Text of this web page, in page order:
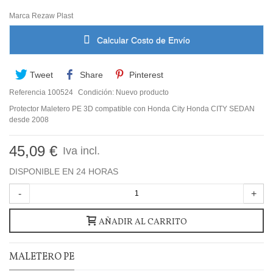
Marca Rezaw Plast
Calcular Costo de Envío
Tweet Share Pinterest
Referencia 100524 Condición: Nuevo producto
Protector Maletero PE 3D compatible con Honda City Honda CITY SEDAN
desde 2008
45,09 € Iva incl.
DISPONIBLE EN 24 HORAS
- +
AÑADIR AL CARRITO
MALETERO PE